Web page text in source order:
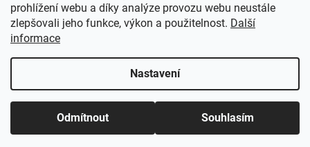
prohlížení webu a díky analýze provozu webu neustále
zlepšovali jeho funkce, výkon a použitelnost. Další
informace
Nastavení
Odmítnout Souhlasím
19/07/2025
KALEDA, a.s. | etikety-stitky.cz